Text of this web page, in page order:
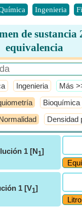
Ingenieria
de sustancia
equivalencia
Ingenieria ​Más
Bioquímica
Densidad
1 [N1]
1 [V1]